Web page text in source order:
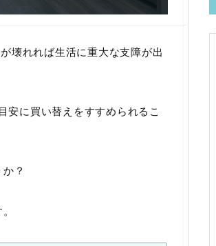
壊れれば生活に重大な支障が出
に買い替えをすすめられるこ
？